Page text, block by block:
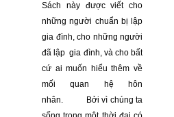
thương yêu của anh
chị em trong hội thánh
và trong cộng
đồng.
Sách này được viết cho
những người chuẩn bị lập
gia đình, cho những người
đã lập gia đình, và cho bất
cứ ai muốn hiểu thêm về
mối quan hệ hôn
nhân.
Bởi vì chúng ta